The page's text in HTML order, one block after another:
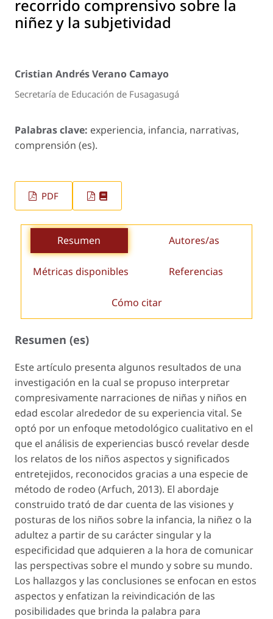
recorrido comprensivo sobre la
niñez y la subjetividad
Cristian Andrés Verano Camayo
Secretaría de Educación de Fusagasugá
Palabras clave: experiencia, infancia, narrativas,
comprensión (es).
PDF
Resumen Autores/as
Métricas disponibles Referencias
Cómo citar
Resumen (es)
Este artículo presenta algunos resultados de una
investigación en la cual se propuso interpretar
compresivamente narraciones de niñas y niños en
edad escolar alrededor de su experiencia vital. Se
optó por un enfoque metodológico cualitativo en el
que el análisis de experiencias buscó revelar desde
los relatos de los niños aspectos y significados
entretejidos, reconocidos gracias a una especie de
método de rodeo (Arfuch, 2013). El abordaje
construido trató de dar cuenta de las visiones y
posturas de los niños sobre la infancia, la niñez o la
adultez a partir de su carácter singular y la
especificidad que adquieren a la hora de comunicar
las perspectivas sobre el mundo y sobre su mundo.
Los hallazgos y las conclusiones se enfocan en estos
aspectos y enfatizan la reivindicación de las
posibilidades que brinda la palabra para